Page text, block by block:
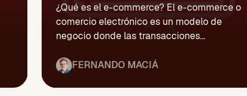
¿Qué es el e-commerce? El e-commerce o
comercio electrónico es un modelo de
negocio donde las transacciones...
FERNANDO MACIÁ